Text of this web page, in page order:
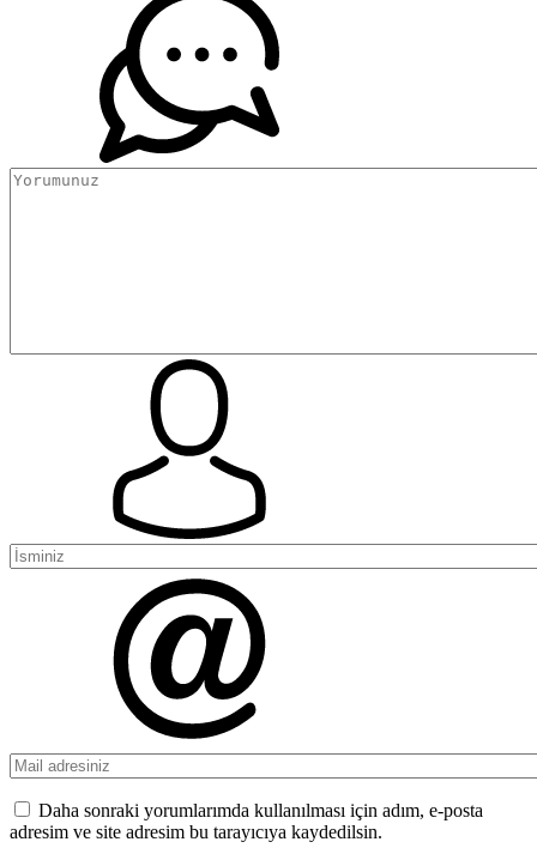
Daha sonraki yorumlarımda kullanılması için adım, e-posta
adresim ve site adresim bu tarayıcıya kaydedilsin.